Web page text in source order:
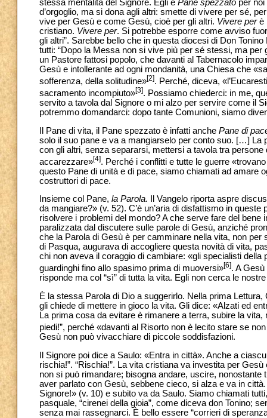
stessa mentalità del Signore. Egli è Pane spezzato per
d’orgoglio, ma si dona agli altri: smette di vivere per sé,
vive per Gesù e come Gesù, cioè per gli altri. Vivere perè
cristiano. Vivere per. Si potrebbe esporre come avviso
gli altri”. Sarebbe bello che in questa diocesi di Don
tutti: “Dopo la Messa non si vive più per sé stessi, ma per
un Pastore fattosi popolo, che davanti al Tabernacolo
Gesù e intollerante ad ogni mondanità, una Chiesa che
sofferenza, della solitudine»[2]. Perché, diceva,
sacramento incompiuto»[3]. Possiamo chiederci: in me,
servito a tavola dal Signore o mi alzo per servire come il
potremmo domandarci: dopo tante Comunioni, siamo
Il Pane di vita, il Pane spezzato è infatti anche Pane di
solo il suo pane e va a mangiarselo per conto suo. […] La
con gli altri, senza separarsi, mettersi a tavola tra
accarezzare»[4]. Perché i conflitti e tutte le guerre
questo Pane di unità e di pace, siamo chiamati ad amare
costruttori di pace.
Insieme col Pane, la Parola. Il Vangelo riporta aspre
da mangiare?» (v. 52). C’è un’aria di disfattismo in
risolvere i problemi del mondo? A che serve fare del
paralizzata dal discutere sulle parole di Gesù, anziché
che la Parola di Gesù è per camminare nella vita, non
di Pasqua, augurava di accogliere questa novità di vita,
chi non aveva il coraggio di cambiare: «gli specialisti
guardinghi fino allo spasimo prima di muoversi»[6]. A
risponde ma col “sì” di tutta la vita. Egli non cerca le
È la stessa Parola di Dio a suggerirlo. Nella prima
gli chiede di mettere in gioco la vita. Gli dice: «Alzati ed
La prima cosa da evitare è rimanere a terra, subire la
piedi!”, perché «davanti al Risorto non è lecito stare se
Gesù non può vivacchiare di piccole soddisfazioni.
Il Signore poi dice a Saulo: «Entra in città». Anche a
rischia!”. “Rischia!”. La vita cristiana va investita per
non si può rimandare; bisogna andare, uscire,
aver parlato con Gesù, sebbene cieco, si alza e va in
Signore!» (v. 10) e subito va da Saulo. Siamo chiamati
pasquale, “cirenei della gioia”, come diceva don Tonino;
senza mai rassegnarci. È bello essere “corrieri di